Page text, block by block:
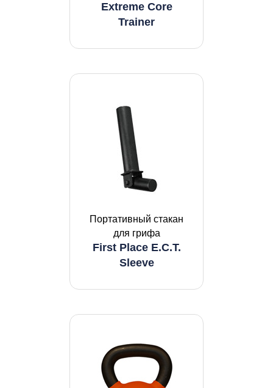
Extreme Core
Trainer
Портативный стакан
для грифа
First Place E.C.T.
Sleeve